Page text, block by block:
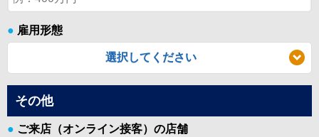
● 雇用形態
選択してください
その他
● ご来店（オンライン接客）の店舗